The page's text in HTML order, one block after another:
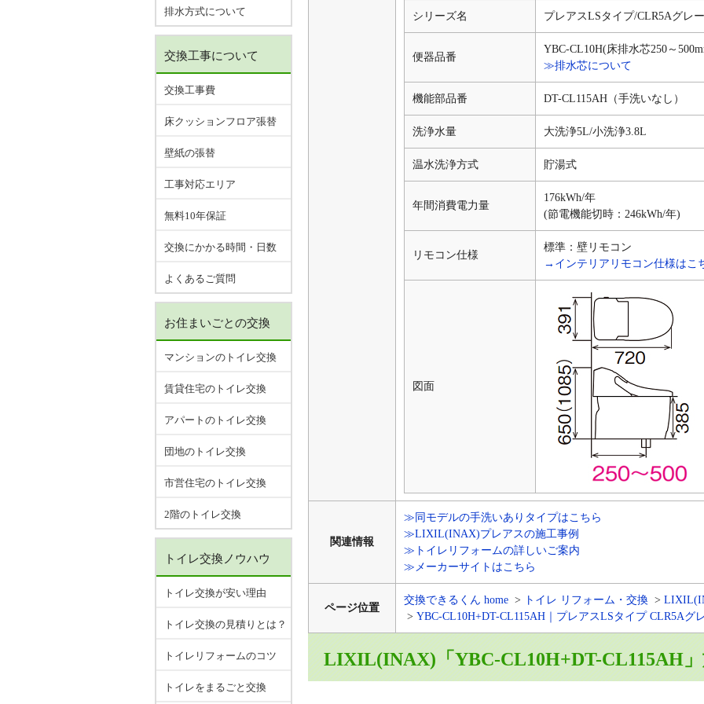
シリーズ名 プレアスLSタイプ/CLR5Aグレ
便器品番
YBC-CL10H(床排水芯250～
≫排水芯について
機能部品番 DT-CL115AH（手洗いなし）
洗浄水量 大洗浄5L/小洗浄3.8L
温水洗浄方式 貯湯式
年間消費電力量
176kWh/年
(節電機能切時：246kWh/年)
リモコン仕様
標準：壁リモコン
→インテリアリモコン仕様はこ
図面
関連情報
≫同モデルの手洗いありタイプはこちら
≫LIXIL(INAX)プレアスの施工事例
≫トイレリフォームの詳しいご案内
≫メーカーサイトはこちら
ページ位置
交換できるくん home トイレ リフォーム・交換
YBC-CL10H+DT-CL115AH｜プレアスLSタイプ CLR5Aグ
LIXIL(INAX)「YBC-CL10H+DT-CL115AH」
排水方式について
交換工事について
交換工事費
床クッションフロア張替
壁紙の張替
工事対応エリア
無料10年保証
交換にかかる時間・日数
よくあるご質問
お住まいごとの交換
マンションのトイレ交換
賃貸住宅のトイレ交換
アパートのトイレ交換
団地のトイレ交換
市営住宅のトイレ交換
2階のトイレ交換
トイレ交換ノウハウ
トイレ交換が安い理由
トイレ交換の見積りとは？
トイレリフォームのコツ
トイレをまるごと交換